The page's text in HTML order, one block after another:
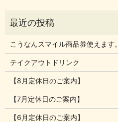
こうなんスマイル商品券使えます。
テイクアウトドリンク
【8月定休日のご案内】
【7月定休日のご案内】
【6月定休日のご案内】